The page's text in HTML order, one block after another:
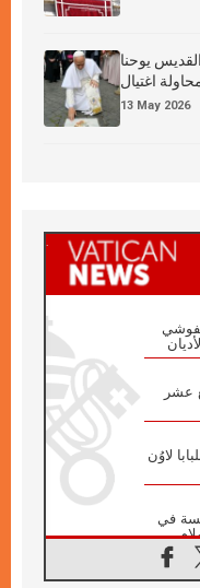
القديس يوحنا
اغتيال
13 May 2026
عشر
لاوُن
في